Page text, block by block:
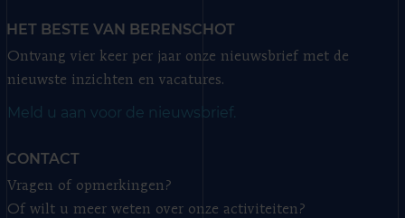
HET BESTE VAN BERENSCHOT
Ontvang vier keer per jaar onze nieuwsbrief met de
nieuwste inzichten en vacatures.
Meld u aan voor de nieuwsbrief.
CONTACT
Vragen of opmerkingen?
Of wilt u meer weten over onze activiteiten?